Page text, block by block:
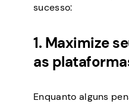
sucesso:
1. Maximize
as
Enquanto alguns